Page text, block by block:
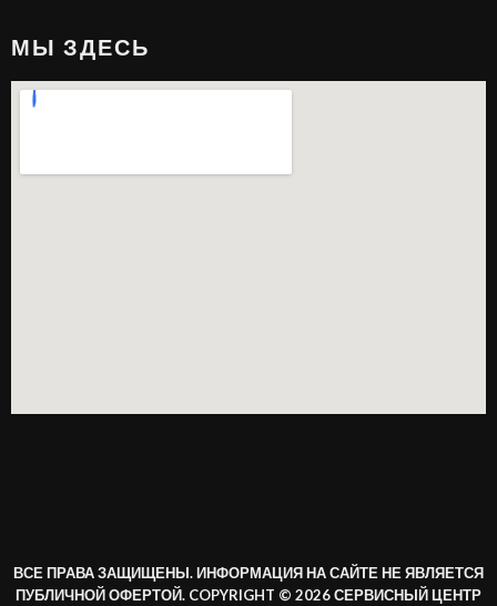
МЫ ЗДЕСЬ
ВСЕ ПРАВА ЗАЩИЩЕНЫ. ИНФОРМАЦИЯ НА САЙТЕ НЕ ЯВЛЯЕТСЯ
ПУБЛИЧНОЙ ОФЕРТОЙ. COPYRIGHT © 2026 СЕРВИСНЫЙ ЦЕНТР